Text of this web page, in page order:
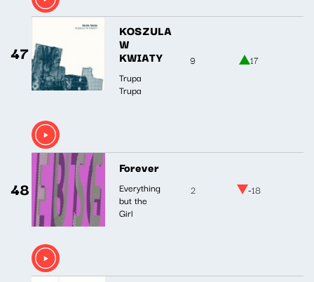
47
KOSZULA
W
KWIATY
Trupa
Trupa
9 17
48
Forever
Everything
but the
Girl
2 -18